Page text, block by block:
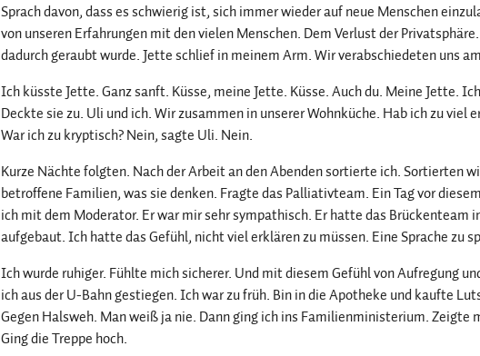
Sprach davon, dass es schwierig ist, sich immer wieder auf neue Menschen
von unseren Erfahrungen mit den vielen Menschen. Dem Verlust der
dadurch geraubt wurde. Jette schlief in meinem Arm. Wir verabschiedeten uns
Ich küsste Jette. Ganz sanft. Küsse, meine Jette. Küsse. Auch du. Meine Jette.
Deckte sie zu. Uli und ich. Wir zusammen in unserer Wohnküche. Hab ich zu viel
War ich zu kryptisch? Nein, sagte Uli. Nein.
Kurze Nächte folgten. Nach der Arbeit an den Abenden sortierte ich. Sortierten
betroffene Familien, was sie denken. Fragte das Palliativteam. Ein Tag vor
ich mit dem Moderator. Er war mir sehr sympathisch. Er hatte das Brückenteam
aufgebaut. Ich hatte das Gefühl, nicht viel erklären zu müssen. Eine Sprache zu
Ich wurde ruhiger. Fühlte mich sicherer. Und mit diesem Gefühl von Aufregung
ich aus der U-Bahn gestiegen. Ich war zu früh. Bin in die Apotheke und kaufte
Gegen Halsweh. Man weiß ja nie. Dann ging ich ins Familienministerium. Zeigte
Ging die Treppe hoch.